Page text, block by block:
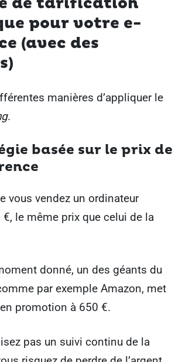
pour votre e-
(avec des
manières d’appliquer le
.
basée sur le prix de
vous vendez un ordinateur
le même prix que celui de la
donné, un des géants du
par exemple Amazon, met
promotion à 650 €.
pas un suivi continu de la